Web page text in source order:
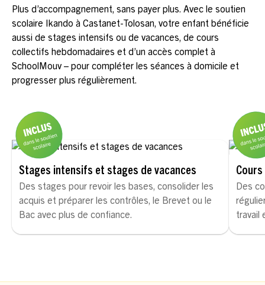
Plus d’accompagnement, sans payer plus. Avec le soutien
scolaire Ikando à Castanet-Tolosan, votre enfant bénéficie
aussi de stages intensifs ou de vacances, de cours
collectifs hebdomadaires et d’un accès complet à
SchoolMouv – pour compléter les séances à domicile et
progresser plus régulièrement.
Stages intensifs et stages de vacances
Des stages pour revoir les bases, consolider les
acquis et préparer les contrôles, le Brevet ou le
Bac avec plus de confiance.
Des
travail